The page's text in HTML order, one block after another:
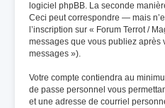
logiciel phpBB. La seconde
Ceci peut correspondre — mais
l’inscription sur « Forum Terrot /
messages que vous publiez après
messages »).
Votre compte contiendra au
de passe personnel vous
et une adresse de courriel